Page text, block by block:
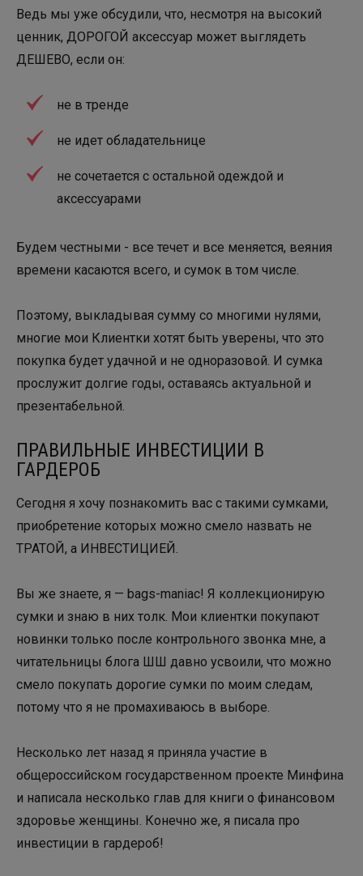
Ведь мы уже обсудили, что, несмотря на высокий
ценник, ДОРОГОЙ аксессуар может выглядеть
ДЕШЕВО, если он:
не в тренде
не идет обладательнице
не сочетается с остальной одеждой и
аксессуарами
Будем честными - все течет и все меняется, веяния
времени касаются всего, и сумок в том числе.
Поэтому, выкладывая сумму со многими нулями,
многие мои Клиентки хотят быть уверены, что это
покупка будет удачной и не одноразовой. И сумка
прослужит долгие годы, оставаясь актуальной и
презентабельной.
ПРАВИЛЬНЫЕ ИНВЕСТИЦИИ В
ГАРДЕРОБ
Сегодня я хочу познакомить вас с такими сумками,
приобретение которых можно смело назвать не
ТРАТОЙ, а ИНВЕСТИЦИЕЙ.
Вы же знаете, я — bags-maniac! Я коллекционирую
сумки и знаю в них толк. Мои клиентки покупают
новинки только после контрольного звонка мне, а
читательницы блога ШШ давно усвоили, что можно
смело покупать дорогие сумки по моим следам,
потому что я не промахиваюсь в выборе.
Несколько лет назад я приняла участие в
общероссийском государственном проекте Минфина
и написала несколько глав для книги о финансовом
здоровье женщины. Конечно же, я писала про
инвестиции в гардероб!